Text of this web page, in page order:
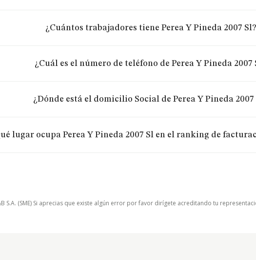
¿Cuántos trabajadores tiene Perea Y Pineda 2007 Sl?
¿Cuál es el número de teléfono de Perea Y Pineda 2007
¿Dónde está el domicilio Social de Perea Y Pineda 2007
lugar ocupa Perea Y Pineda 2007 Sl en el ranking de
(SME) Si aprecias que existe algún error por favor dirígete acreditando tu